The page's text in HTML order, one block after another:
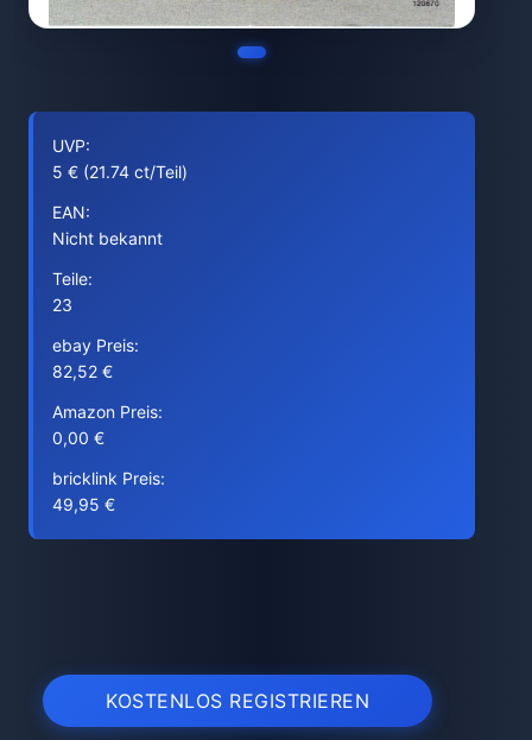
UVP:
5 € (21.74 ct/Teil)
EAN:
Nicht bekannt
Teile:
23
ebay Preis:
82,52 €
Amazon Preis:
0,00 €
bricklink Preis:
49,95 €
KOSTENLOS REGISTRIEREN